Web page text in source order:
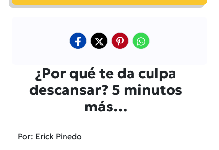
¿Por qué te da culpa
descansar? 5 minutos
más…
Por: Erick Pinedo